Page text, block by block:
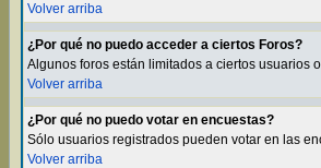
Volver arriba
¿Por qué no puedo acceder a ciertos Foros?
Algunos foros están limitados a ciertos usuarios
Volver arriba
¿Por qué no puedo votar en encuestas?
Sólo usuarios registrados pueden votar en las
Volver arriba